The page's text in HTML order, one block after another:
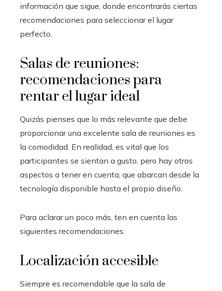
información que sigue, donde encontrarás ciertas
recomendaciones para seleccionar el lugar
perfecto.
Salas de reuniones:
recomendaciones para
rentar el lugar ideal
Quizás pienses que lo más relevante que debe
proporcionar una excelente sala de reuniones es
la comodidad. En realidad, es vital que los
participantes se sientan a gusto, pero hay otros
aspectos a tener en cuenta, que abarcan desde la
tecnología disponible hasta el propio diseño.
Para aclarar un poco más, ten en cuenta las
siguientes recomendaciones:
Localización accesible
Siempre es recomendable que la sala de